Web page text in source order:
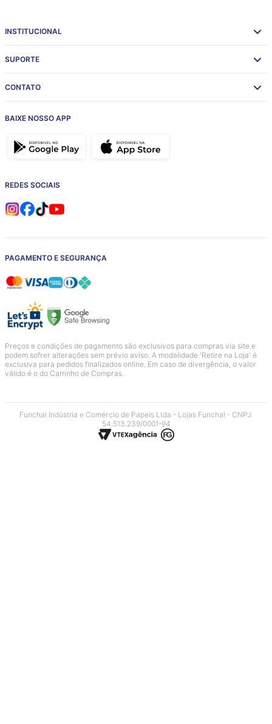
INSTITUCIONAL
SUPORTE
CONTATO
BAIXE NOSSO APP
REDES SOCIAIS
PAGAMENTO E SEGURANÇA
Preços e condições de pagamento são exclusivos para compras via site e
podem sofrer alterações sem prévio aviso. A modalidade 'Retire na Loja' é
exclusiva para pedidos finalizados online. Em caso de divergência, o valor
válido é o do Carrinho de Compras.
Funchal Indústria e Comércio de Papeis Ltda - Lojas Funchal - CNPJ:
54.513.239/0001-94